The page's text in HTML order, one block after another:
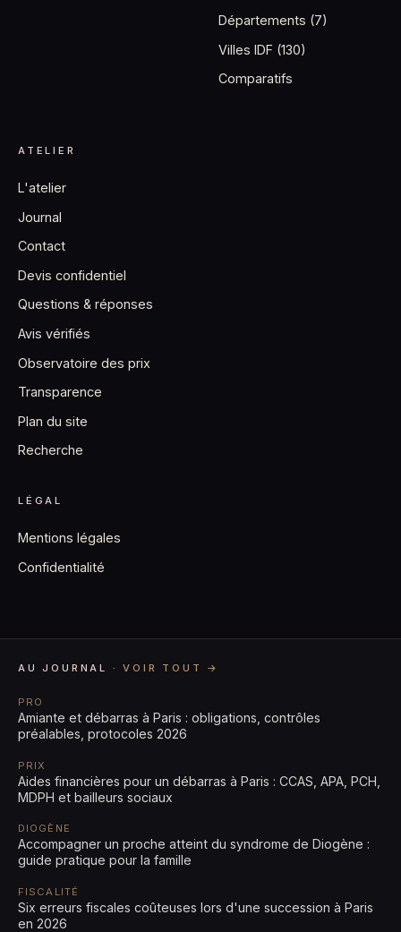
Départements (7)
Villes IDF (130)
Comparatifs
ATELIER
L'atelier
Journal
Contact
Devis confidentiel
Questions & réponses
Avis vérifiés
Observatoire des prix
Transparence
Plan du site
Recherche
LÉGAL
Mentions légales
Confidentialité
AU JOURNAL ·VOIR TOUT →
PRO
Amiante et débarras à Paris : obligations, contrôles
préalables, protocoles 2026
PRIX
Aides financières pour un débarras à Paris : CCAS, APA, PCH,
MDPH et bailleurs sociaux
DIOGÈNE
Accompagner un proche atteint du syndrome de Diogène :
guide pratique pour la famille
FISCALITÉ
Six erreurs fiscales coûteuses lors d'une succession à Paris
en 2026